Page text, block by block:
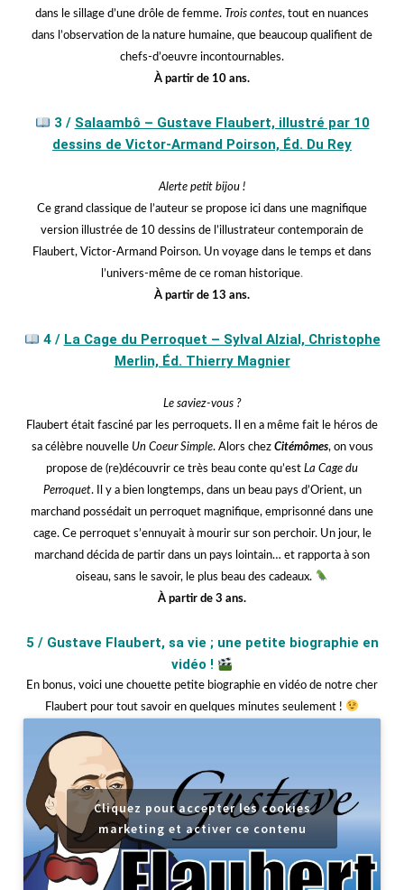
dans le sillage d’une drôle de femme. Trois contes, tout en nuances
dans l’observation de la nature humaine, que beaucoup qualifient de
chefs-d’oeuvre incontournables.
À partir de 10 ans.
3 / Salaambô – Gustave Flaubert, illustré par 10
dessins de Victor-Armand Poirson, Éd. Du Rey
Alerte petit bijou !
Ce grand classique de l’auteur se propose ici dans une magnifique
version illustrée de 10 dessins de l’illustrateur contemporain de
Flaubert, Victor-Armand Poirson. Un voyage dans le temps et dans
l’univers-même de ce roman historique.
À partir de 13 ans.
4 / La Cage du Perroquet – Sylval Alzial, Christophe
Merlin, Éd. Thierry Magnier
Le saviez-vous ?
Flaubert était fasciné par les perroquets. Il en a même fait le héros de
sa célèbre nouvelle Un Coeur Simple. Alors chez Citémômes, on vous
propose de (re)découvrir ce très beau conte qu’est La Cage du
Perroquet. Il y a bien longtemps, dans un beau pays d’Orient, un
marchand possédait un perroquet magnifique, emprisonné dans une
cage. Ce perroquet s’ennuyait à mourir sur son perchoir. Un jour, le
marchand décida de partir dans un pays lointain… et rapporta à son
oiseau, sans le savoir, le plus beau des cadeaux.
À partir de 3 ans.
5 / Gustave Flaubert, sa vie ; une petite biographie en
vidéo !
En bonus, voici une chouette petite biographie en vidéo de notre cher
Flaubert pour tout savoir en quelques minutes seulement !
Cliquez pour accepter les cookies
marketing et activer ce contenu